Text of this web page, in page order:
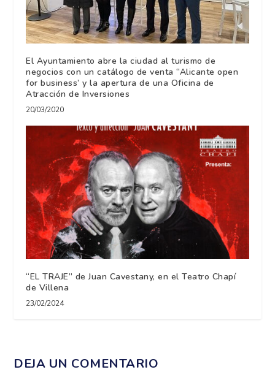
El Ayuntamiento abre la ciudad al turismo de
negocios con un catálogo de venta “Alicante open
for business’ y la apertura de una Oficina de
Atracción de Inversiones
20/03/2020
“EL TRAJE” de Juan Cavestany, en el Teatro Chapí
de Villena
23/02/2024
DEJA UN COMENTARIO